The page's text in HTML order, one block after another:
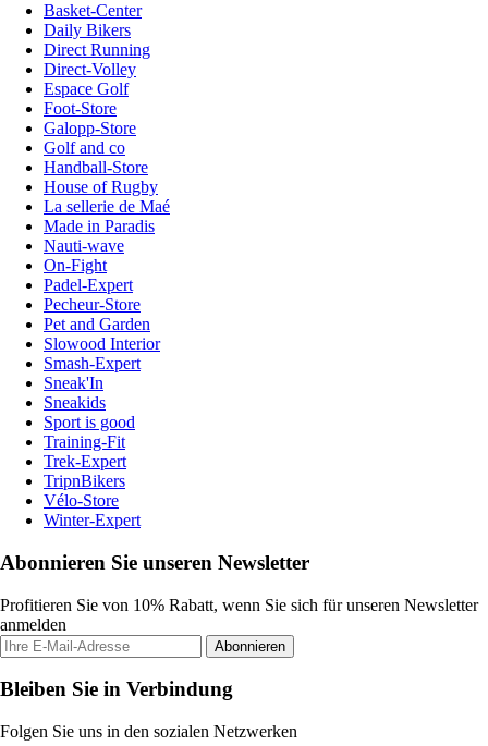
Basket-Center
Daily Bikers
Direct Running
Direct-Volley
Espace Golf
Foot-Store
Galopp-Store
Golf and co
Handball-Store
House of Rugby
La sellerie de Maé
Made in Paradis
Nauti-wave
On-Fight
Padel-Expert
Pecheur-Store
Pet and Garden
Slowood Interior
Smash-Expert
Sneak'In
Sneakids
Sport is good
Training-Fit
Trek-Expert
TripnBikers
Vélo-Store
Winter-Expert
Abonnieren Sie unseren Newsletter
Profitieren Sie von 10% Rabatt, wenn Sie sich für unseren Newsletter
anmelden
Abonnieren
Bleiben Sie in Verbindung
Folgen Sie uns in den sozialen Netzwerken